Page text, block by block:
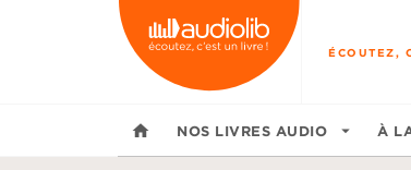
MENU RECHERCHE
ÉCOUTEZ,
home NOS LIVRES AUDIO arrow_drop_down À